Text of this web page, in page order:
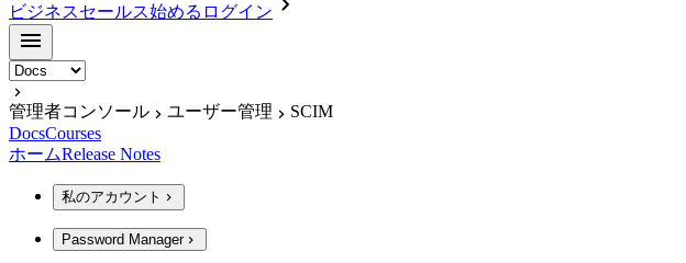
ビジネスセールス始める ログイン
管理者コンソール ユーザー管理
SCIM
DocsCourses
ホームRelease Notes
私のアカウント
Password Manager